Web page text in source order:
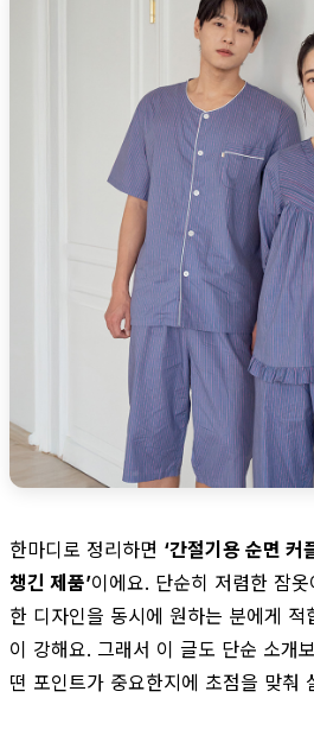
한마디로 정리하면 ‘간절기용 순면 커
챙긴 제품’이에요. 단순히 저렴한 잠
한 디자인을 동시에 원하는 분에게 적
이 강해요. 그래서 이 글도 단순 소개
떤 포인트가 중요한지에 초점을 맞춰